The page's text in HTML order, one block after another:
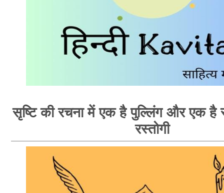
सृष्टि की रचना में एक है पुल्लिंग और एक है
रस्तोगी